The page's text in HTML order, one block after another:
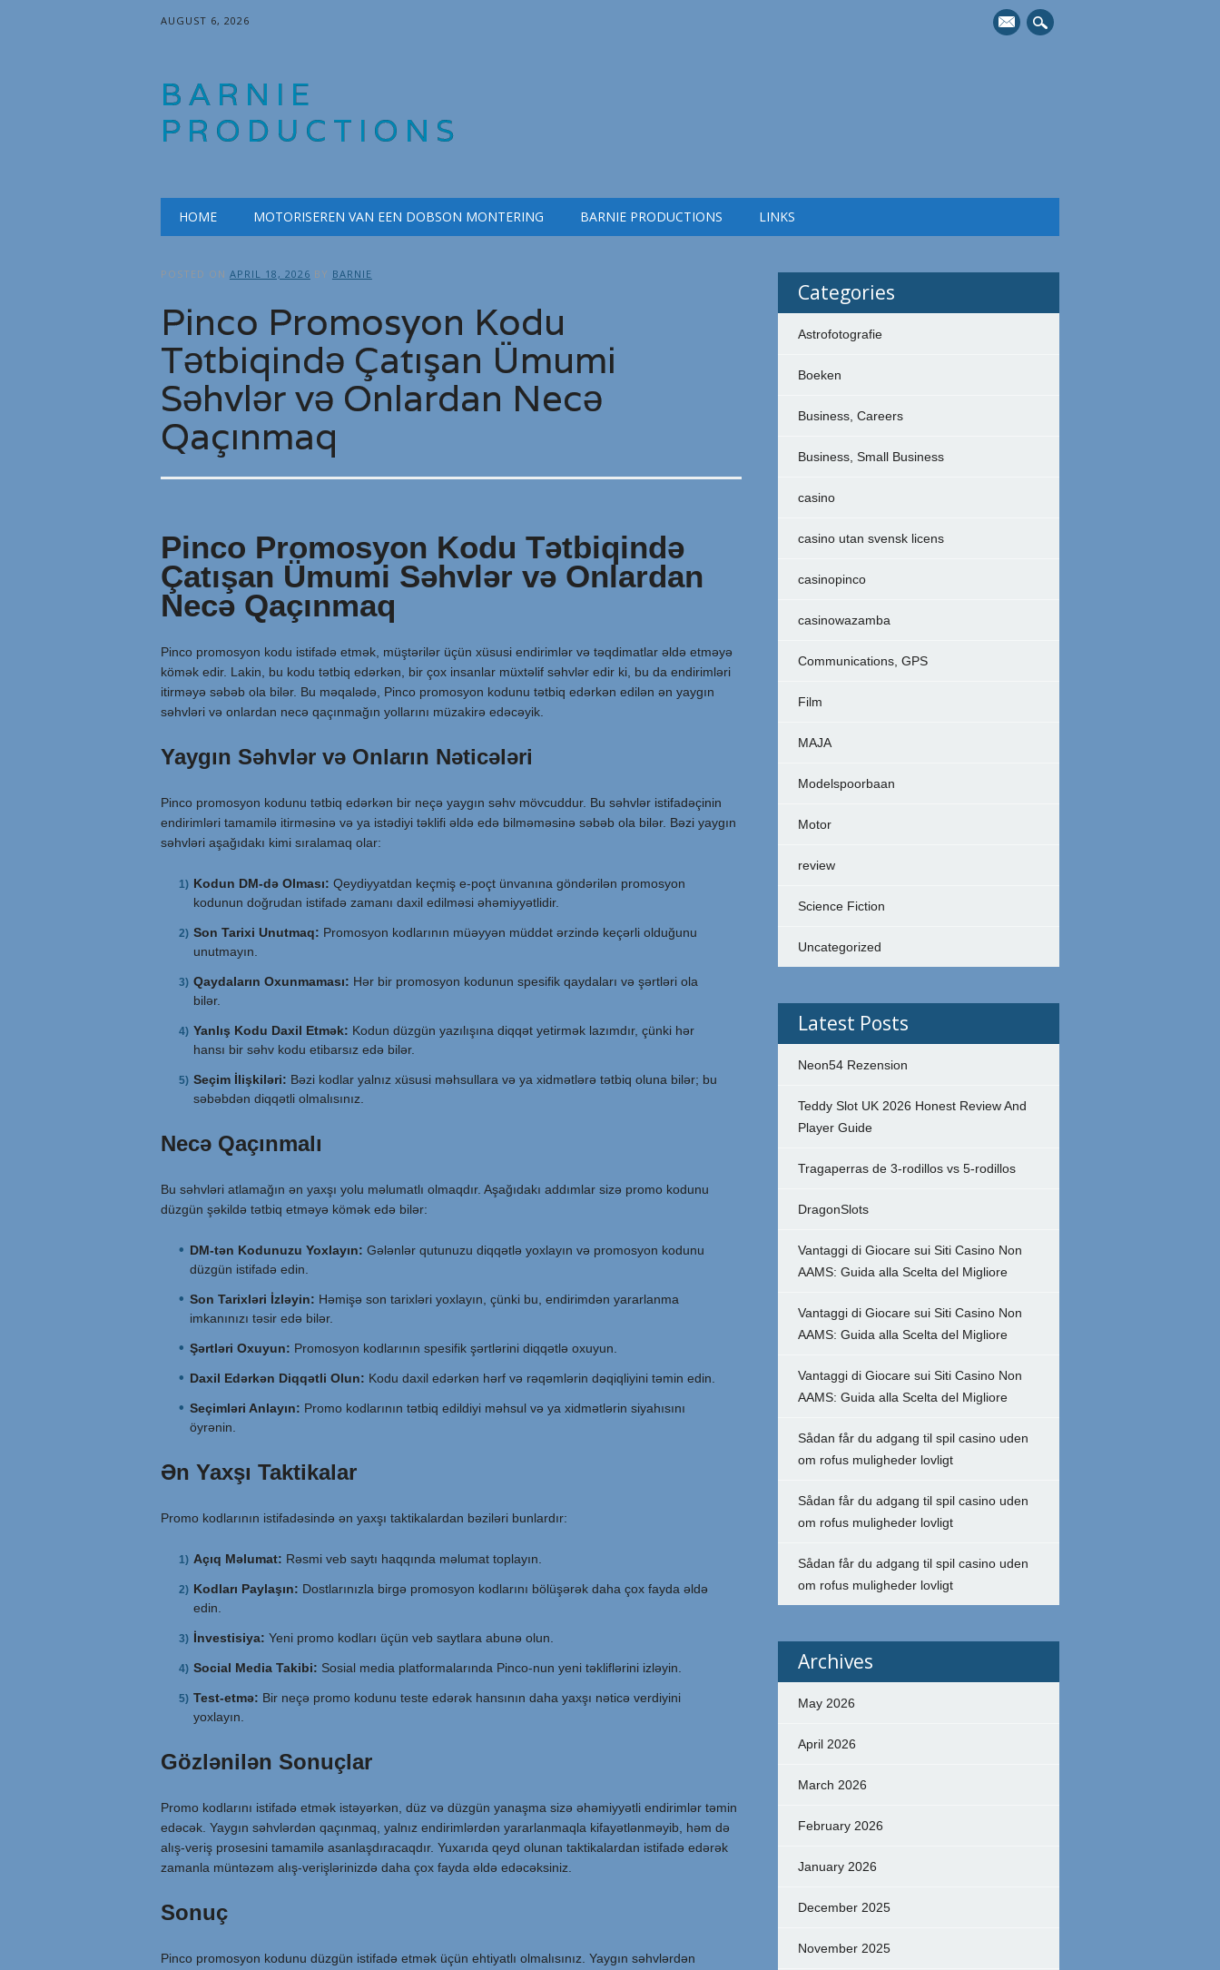
AUGUST 6, 2026
mail
BARNIE
PRODUCTIONS
Main menu
HOME MOTORISEREN VAN EEN DOBSON MONTERING BARNIE PRODUCTIONS LINKS
POSTED ON APRIL 18, 2026 BY BARNIE
Pinco Promosyon Kodu
Tətbiqində Çatışan Ümumi
Səhvlər və Onlardan Necə
Qaçınmaq
Pinco Promosyon Kodu Tətbiqində
Çatışan Ümumi Səhvlər və Onlardan
Necə Qaçınmaq
Pinco promosyon kodu istifadə etmək, müştərilər üçün xüsusi endirimlər və təqdimatlar əldə etməyə
kömək edir. Lakin, bu kodu tətbiq edərkən, bir çox insanlar müxtəlif səhvlər edir ki, bu da endirimləri
itirməyə səbəb ola bilər. Bu məqalədə, Pinco promosyon kodunu tətbiq edərkən edilən ən yaygın
səhvləri və onlardan necə qaçınmağın yollarını müzakirə edəcəyik.
Yaygın Səhvlər və Onların Nəticələri
Pinco promosyon kodunu tətbiq edərkən bir neçə yaygın səhv mövcuddur. Bu səhvlər istifadəçinin
endirimləri tamamilə itirməsinə və ya istədiyi təklifi əldə edə bilməməsinə səbəb ola bilər. Bəzi yaygın
səhvləri aşağıdakı kimi sıralamaq olar:
Kodun DM-də Olması: Qeydiyyatdan keçmiş e-poçt ünvanına göndərilən promosyon
kodunun doğrudan istifadə zamanı daxil edilməsi əhəmiyyətlidir.
Son Tarixi Unutmaq: Promosyon kodlarının müəyyən müddət ərzində keçərli olduğunu
unutmayın.
Qaydaların Oxunmaması: Hər bir promosyon kodunun spesifik qaydaları və şərtləri ola
bilər.
Yanlış Kodu Daxil Etmək: Kodun düzgün yazılışına diqqət yetirmək lazımdır, çünki hər
hansı bir səhv kodu etibarsız edə bilər.
Seçim İlişkiləri: Bəzi kodlar yalnız xüsusi məhsullara və ya xidmətlərə tətbiq oluna bilər; bu
səbəbdən diqqətli olmalısınız.
Necə Qaçınmalı
Bu səhvləri atlamağın ən yaxşı yolu məlumatlı olmaqdır. Aşağıdakı addımlar sizə promo kodunu
düzgün şəkildə tətbiq etməyə kömək edə bilər:
DM-tən Kodunuzu Yoxlayın: Gələnlər qutunuzu diqqətlə yoxlayın və promosyon kodunu
düzgün istifadə edin.
Son Tarixləri İzləyin: Həmişə son tarixləri yoxlayın, çünki bu, endirimdən yararlanma
imkanınızı təsir edə bilər.
Şərtləri Oxuyun: Promosyon kodlarının spesifik şərtlərini diqqətlə oxuyun.
Daxil Edərkən Diqqətli Olun: Kodu daxil edərkən hərf və rəqəmlərin dəqiqliyini təmin edin.
Seçimləri Anlayın: Promo kodlarının tətbiq edildiyi məhsul və ya xidmətlərin siyahısını
öyrənin.
Ən Yaxşı Taktikalar
Promo kodlarının istifadəsində ən yaxşı taktikalardan bəziləri bunlardır:
Açıq Məlumat: Rəsmi veb saytı haqqında məlumat toplayın.
Kodları Paylaşın: Dostlarınızla birgə promosyon kodlarını bölüşərək daha çox fayda əldə
edin.
İnvestisiya: Yeni promo kodları üçün veb saytlara abunə olun.
Social Media Takibi: Sosial media platformalarında Pinco-nun yeni təkliflərini izləyin.
Test-etmə: Bir neçə promo kodunu teste edərək hansının daha yaxşı nəticə verdiyini
yoxlayın.
Gözlənilən Sonuçlar
Promo kodlarını istifadə etmək istəyərkən, düz və düzgün yanaşma sizə əhəmiyyətli endirimlər təmin
edəcək. Yaygın səhvlərdən qaçınmaq, yalnız endirimlərdən yararlanmaqla kifayətlənməyib, həm də
alış-veriş prosesini tamamilə asanlaşdıracaqdır. Yuxarıda qeyd olunan taktikalardan istifadə edərək
zamanla müntəzəm alış-verişlərinizdə daha çox fayda əldə edəcəksiniz.
Sonuç
Pinco promosyon kodunu düzgün istifadə etmək üçün ehtiyatlı olmalısınız. Yaygın səhvlərdən
Categories
Astrofotografie
Boeken
Business, Careers
Business, Small Business
casino
casino utan svensk licens
casinopinco
casinowazamba
Communications, GPS
Film
MAJA
Modelspoorbaan
Motor
review
Science Fiction
Uncategorized
Latest Posts
Neon54 Rezension
Teddy Slot UK 2026 Honest Review And
Player Guide
Tragaperras de 3-rodillos vs 5-rodillos
DragonSlots
Vantaggi di Giocare sui Siti Casino Non
AAMS: Guida alla Scelta del Migliore
Vantaggi di Giocare sui Siti Casino Non
AAMS: Guida alla Scelta del Migliore
Vantaggi di Giocare sui Siti Casino Non
AAMS: Guida alla Scelta del Migliore
Sådan får du adgang til spil casino uden
om rofus muligheder lovligt
Sådan får du adgang til spil casino uden
om rofus muligheder lovligt
Sådan får du adgang til spil casino uden
om rofus muligheder lovligt
Archives
May 2026
April 2026
March 2026
February 2026
January 2026
December 2025
November 2025